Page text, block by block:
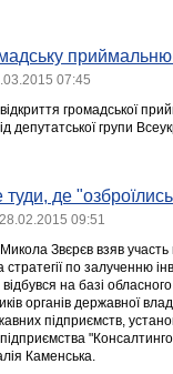
07:45
громадської
депутатської групи
туди, де
28.02.2015 09:51
Звєрєв взяв
по залученню
на базі
органів державної
підприємств,
Каменська.